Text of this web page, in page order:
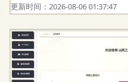
更新时间：2026-08-06 01:37:47